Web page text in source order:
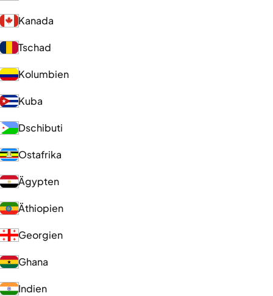
Kanada
Tschad
Kolumbien
Kuba
Dschibuti
Ostafrika
Ägypten
Äthiopien
Georgien
Ghana
Indien